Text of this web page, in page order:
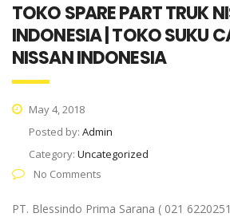
TOKO SPARE PART TRUK
INDONESIA | TOKO SUKU
NISSAN INDONESIA
May 4, 2018
Posted by: Admin
Category: Uncategorized
No Comments
PT. Blessindo Prima Sarana ( 021